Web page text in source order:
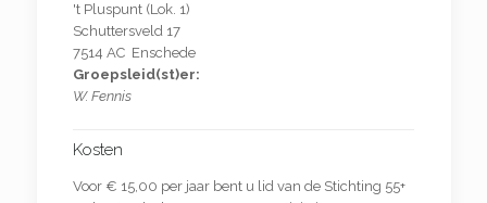
't Pluspunt (Lok. 1)
Schuttersveld 17
7514 AC Enschede
Groepsleid(st)er:
W. Fennis
Kosten
Voor € 15,00 per jaar bent u lid van de Stichting 55+